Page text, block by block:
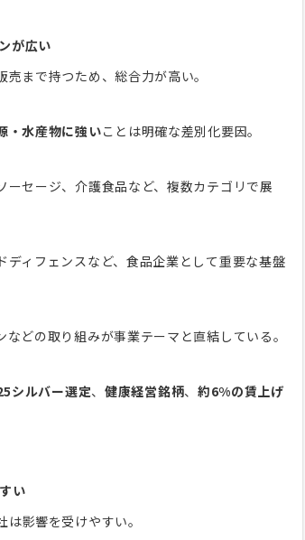
が広い
まで持つため、総合力が高い。
・水産物に強いことは明確な差別化要因。
セージ、介護食品など、複数カテゴリで展
ィフェンスなど、食品企業として重要な基盤
どの取り組みが事業テーマと直結している。
シルバー選定、 健康経営銘柄、 約6%の賃上げ
い
影響を受けやすい。